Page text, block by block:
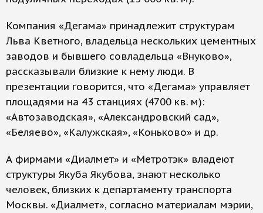
Компания «Дегама» принадлежит структурам
Льва Кветного, владельца нескольких цементных
заводов и бывшего совладельца «Внуково»,
рассказывали близкие к нему люди. В
презентации говорится, что «Дегама» управляет
площадями на 43 станциях (4700 кв. м):
«Автозаводская», «Александровский сад»,
«Беляево», «Калужская», «Коньково» и др.
А фирмами «Диалмет» и «Метротэк» владеют
структуры Якуба Якубова, знают несколько
человек, близких к департаменту транспорта
Москвы. «Диалмет», согласно материалам мэрии,